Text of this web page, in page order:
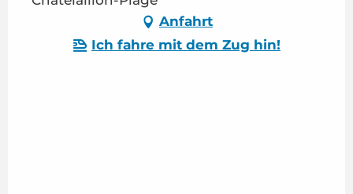
Anfahrt
Ich fahre mit dem Zug hin!